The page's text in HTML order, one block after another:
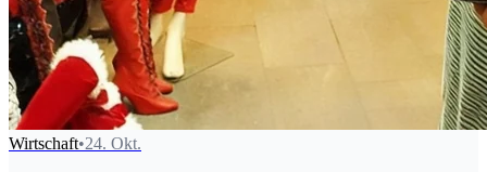
Wirtschaft•24. Okt.